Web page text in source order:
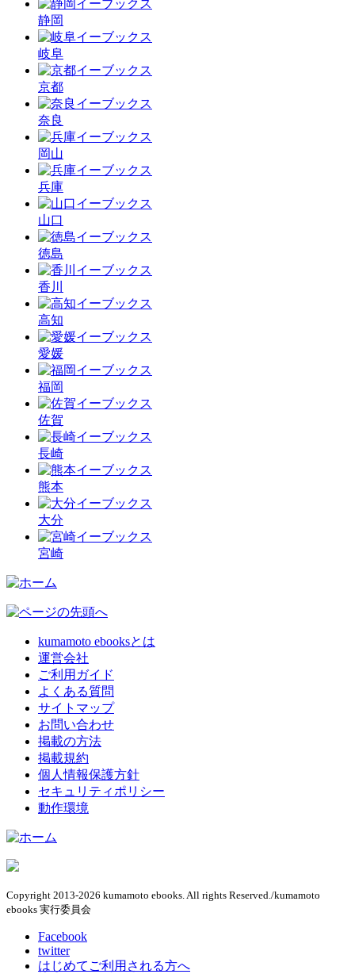
静岡
岐阜
京都
奈良
岡山
兵庫
山口
徳島
香川
高知
愛媛
福岡
佐賀
長崎
熊本
大分
宮崎
kumamoto ebooksとは
運営会社
ご利用ガイド
よくある質問
サイトマップ
お問い合わせ
掲載の方法
掲載規約
個人情報保護方針
セキュリティポリシー
動作環境
Copyright 2013-2026 kumamoto ebooks. All rights Reserved./kumamoto
ebooks 実行委員会
Facebook
twitter
はじめてご利用される方へ